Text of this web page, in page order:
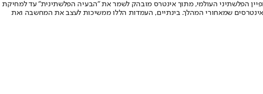
הפלשתיני העולמי, מתוך אינטרס מובהק לשמר את "הבעיה הפלשתינית" עד למחיקת
שמאחורי המהלך. בינתיים, העמדות הללו ממשיכות לעצב את המחשבה ואת